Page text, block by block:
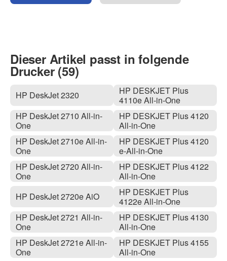
Dieser Artikel passt in folgende
Drucker (59)
HP DeskJet 2320
HP DeskJet 2710 All-in-
One
HP DeskJet 2710e All-in-
One
HP DeskJet 2720 All-in-
One
HP DeskJet 2720e AiO
HP DeskJet 2721 All-in-
One
HP DeskJet 2721e All-in-
One
HP DESKJET Plus
4110e All-in-One
HP DESKJET Plus 4120
All-in-One
HP DESKJET Plus 4120
e-All-in-One
HP DESKJET Plus 4122
All-in-One
HP DESKJET Plus
4122e All-in-One
HP DESKJET Plus 4130
All-in-One
HP DESKJET Plus 4155
All-in-One